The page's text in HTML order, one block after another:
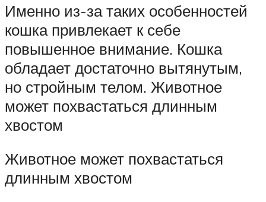
Именно из-за таких особенностей
кошка привлекает к себе
повышенное внимание. Кошка
обладает достаточно вытянутым,
но стройным телом. Животное
может похвастаться длинным
хвостом
Животное может похвастаться
длинным хвостом